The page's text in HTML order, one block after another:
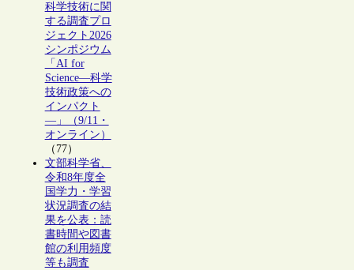
科学技術に関
する調査プロ
ジェクト2026
シンポジウム
「AI for
Science―科学
技術政策への
インパクト
―」（9/11・
オンライン）
（77）
文部科学省、
令和8年度全
国学力・学習
状況調査の結
果を公表：読
書時間や図書
館の利用頻度
等も調査